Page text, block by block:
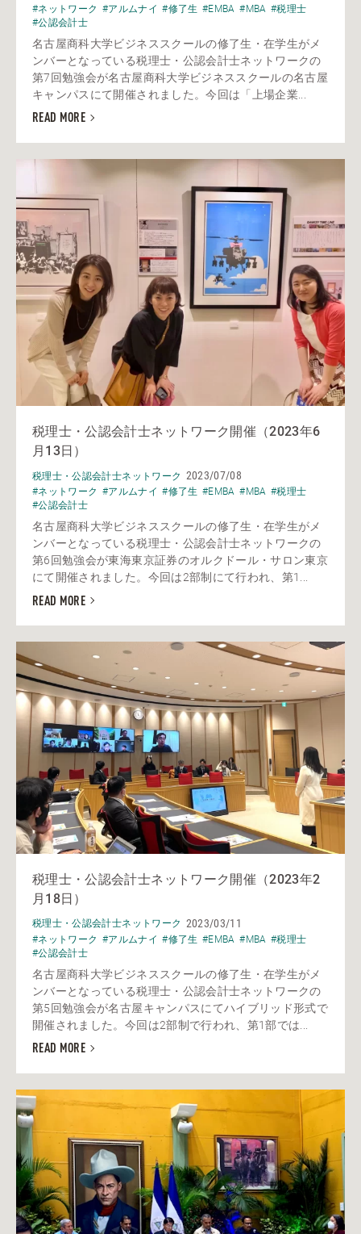
#ネットワーク #アルムナイ #修了生 #EMBA #MBA #税理士
#公認会計士
名古屋商科大学ビジネススクールの修了生・在学生がメ
ンバーとなっている税理士・公認会計士ネットワークの
第7回勉強会が名古屋商科大学ビジネススクールの名古屋
キャンパスにて開催されました。今回は「上場企業...
READ MORE
税理士・公認会計士ネットワーク開催（2023年6
月13日）
税理士・公認会計士ネットワーク 2023/07/08
#ネットワーク #アルムナイ #修了生 #EMBA #MBA #税理士
#公認会計士
名古屋商科大学ビジネススクールの修了生・在学生がメ
ンバーとなっている税理士・公認会計士ネットワークの
第6回勉強会が東海東京証券のオルクドール・サロン東京
にて開催されました。今回は2部制にて行われ、第1...
READ MORE
税理士・公認会計士ネットワーク開催（2023年2
月18日）
税理士・公認会計士ネットワーク 2023/03/11
#ネットワーク #アルムナイ #修了生 #EMBA #MBA #税理士
#公認会計士
名古屋商科大学ビジネススクールの修了生・在学生がメ
ンバーとなっている税理士・公認会計士ネットワークの
第5回勉強会が名古屋キャンパスにてハイブリッド形式で
開催されました。今回は2部制で行われ、第1部では...
READ MORE